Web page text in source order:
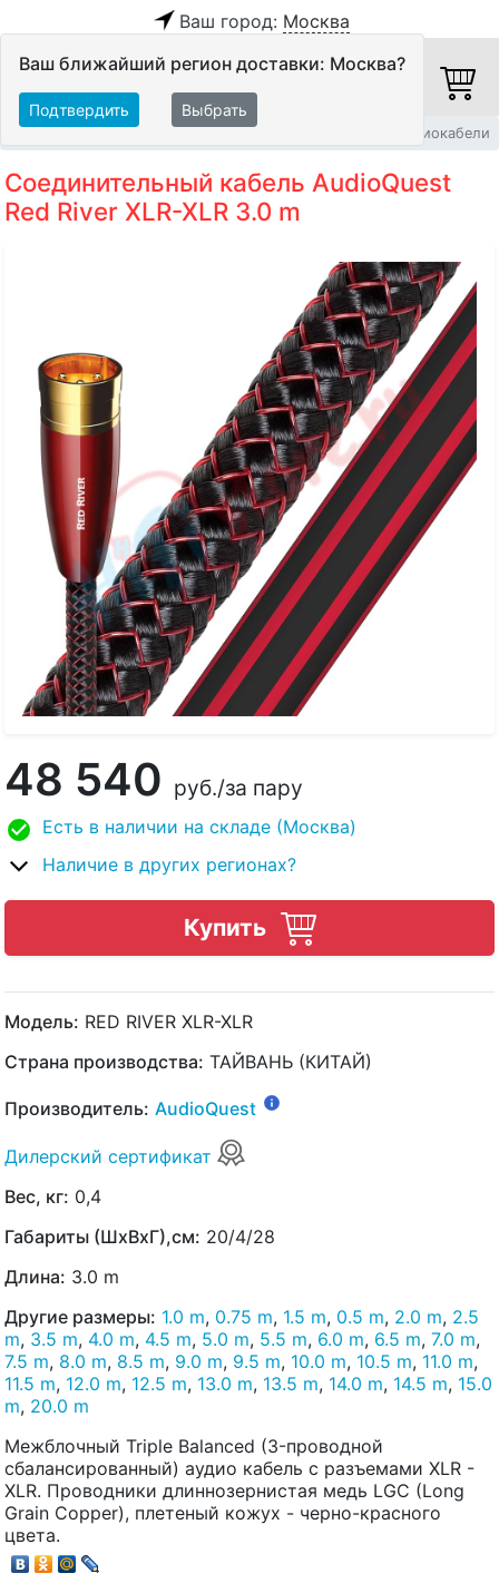
Ваш город: Москва
Ваш ближайший регион доставки: Москва?
Подтвердить Выбрать
Балансные аудиокабели
Соединительный кабель AudioQuest
Red River XLR-XLR 3.0 m
48 540 руб./за пару
Есть в наличии на складе (Москва)
Наличие в других регионах?
Купить
Модель: RED RIVER XLR-XLR
Страна производства: ТАЙВАНЬ (КИТАЙ)
Производитель: AudioQuest
Дилерский сертификат
Вес, кг: 0,4
Габариты (ШхВхГ),см: 20/4/28
Длина: 3.0 m
Другие размеры: 1.0 m, 0.75 m, 1.5 m, 0.5 m, 2.0 m, 2.5
m, 3.5 m, 4.0 m, 4.5 m, 5.0 m, 5.5 m, 6.0 m, 6.5 m, 7.0 m,
7.5 m, 8.0 m, 8.5 m, 9.0 m, 9.5 m, 10.0 m, 10.5 m, 11.0 m,
11.5 m, 12.0 m, 12.5 m, 13.0 m, 13.5 m, 14.0 m, 14.5 m, 15.0
m, 20.0 m
Межблочный Triple Balanced (3-проводной
сбалансированный) аудио кабель с разъемами XLR -
XLR. Проводники длиннозернистая медь LGC (Long
Grain Copper), плетеный кожух - черно-красного
цвета.